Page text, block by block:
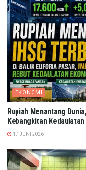
EKONOMI
Rupiah Menantang
Kebangkitan
17 JUNI 2026